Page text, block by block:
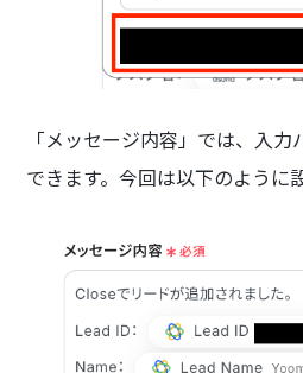
「メッセージ内容」では、入
できます。今回は以下のように